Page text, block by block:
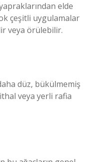
elde
çeşitli uygulamalar
veya örülebilir.
düz, bükülmemiş
veya yerli rafia